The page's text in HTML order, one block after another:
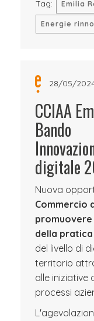
Tag: Emilia
Energie
28/05/
CCIAA
Bando
digitale
Nuova
Commercio
della
del livello di
territorio
alle iniziative
processi